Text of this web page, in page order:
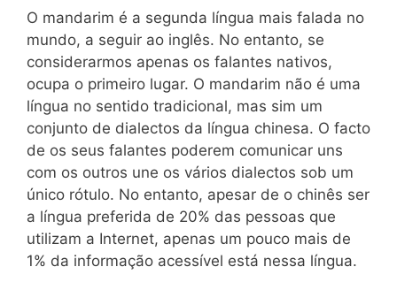
O mandarim é a segunda língua mais falada no
mundo, a seguir ao inglês. No entanto, se
considerarmos apenas os falantes nativos,
ocupa o primeiro lugar. O mandarim não é uma
língua no sentido tradicional, mas sim um
conjunto de dialectos da língua chinesa. O facto
de os seus falantes poderem comunicar uns
com os outros une os vários dialectos sob um
único rótulo. No entanto, apesar de o chinês ser
a língua preferida de 20% das pessoas que
utilizam a Internet, apenas um pouco mais de
1% da informação acessível está nessa língua.